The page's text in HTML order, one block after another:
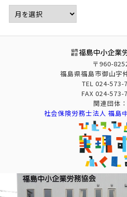
〒960-
福島県福島市御山字
TEL 024-573-
FAX 024-573-
関連団体：
社会保険労務士法人 福島